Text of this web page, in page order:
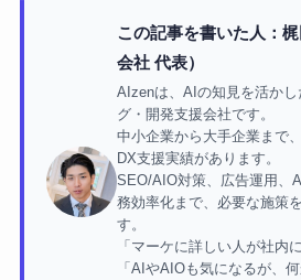
この記事を書いた人：
会社 代表）
AIzenは、AIの知見を活か
グ・開発支援会社です。
中小企業から大手企業まで
DX支援実績があります。
SEO/AIO対策、広告運用、
務効率化まで、必要な施策
す。
「マーケに詳しい人が社内
「AIやAIOも気になるが、